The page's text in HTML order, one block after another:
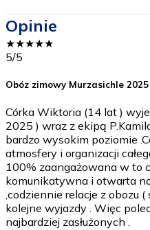
Opinie
★★★★★
5/5
Obóz zimowy Murzasichle 2025
Córka Wiktoria (14 lat )
2025 ) wraz z ekipą
bardzo wysokim poziomie
atmosfery i organizacji
100% zaangażowana w to
komunikatywna i otwarta
,codziennie relacje z obozu
kolejne wyjazdy . Więc
najbardziej zasłużonych .